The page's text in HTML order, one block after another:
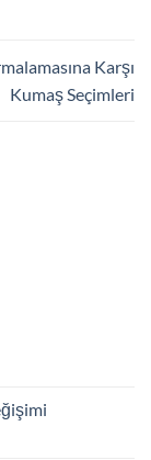
Karşı
Kumaş Seçimleri